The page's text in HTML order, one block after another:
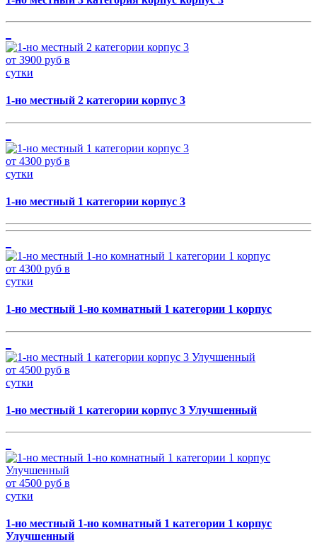
от 3900 руб в
сутки
1-но местный 2 категории корпус 3
от 4300 руб в
сутки
1-но местный 1 категории корпус 3
от 4300 руб в
сутки
1-но местный 1-но комнатный 1 категории 1 корпус
от 4500 руб в
сутки
1-но местный 1 категории корпус 3 Улучшенный
от 4500 руб в
сутки
1-но местный 1-но комнатный 1 категории 1 корпус
Улучшенный